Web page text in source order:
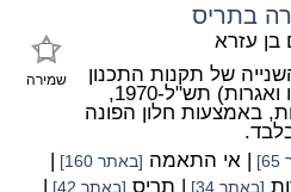
בתריס
שמירה
עזרא
לתוספת השנייה של תקנות התכנון
והבניה (בקשה להיתר, תנאיו ואגרות) תש"ל-1970,
באמצעות חלון הפונה
| אי התאמה [באתר 160]
|
[באתר 34] | תריס [באתר 42]
|